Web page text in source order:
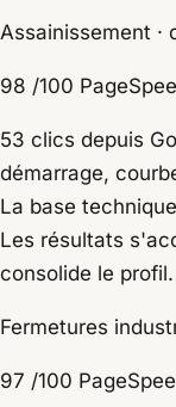
Assainissement ·
98 /100
53 clics depuis
démarrage,
La base
Les résultats
consolide le profil.
Fermetures
97 /100